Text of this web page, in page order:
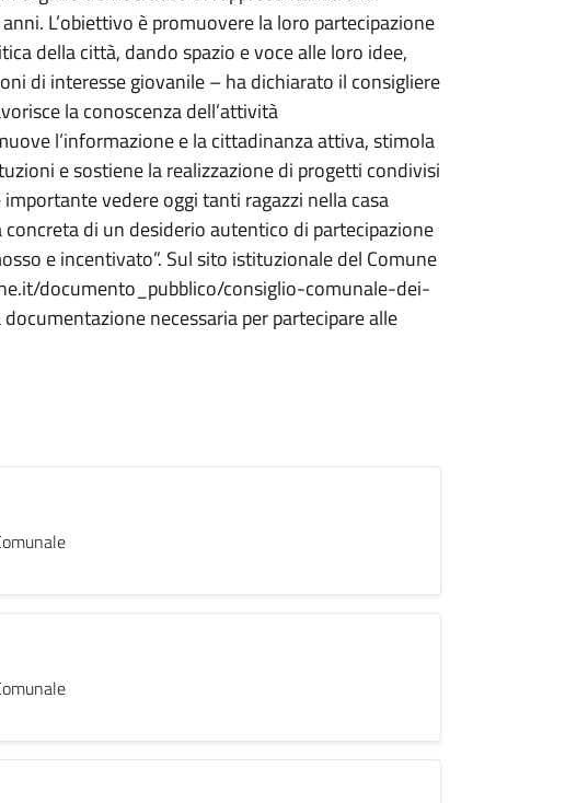
L’obiettivo è promuovere la loro partecipazione
della città, dando spazio e voce alle loro idee,
di interesse giovanile – ha dichiarato il consigliere
la conoscenza dell’attività
l’informazione e la cittadinanza attiva, stimola
e sostiene la realizzazione di progetti condivisi
vedere oggi tanti ragazzi nella casa
di un desiderio autentico di partecipazione
e incentivato”. Sul sito istituzionale del Comune
documento_pubblico/consiglio-comunale-dei-
necessaria per partecipare alle